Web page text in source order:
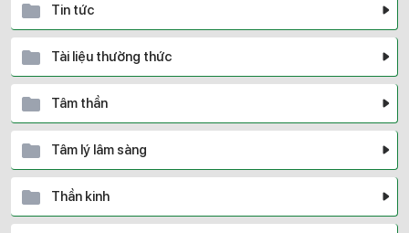
Tin tức
Tài liệu thường thức
Tâm thần
Tâm lý lâm sàng
Thần kinh